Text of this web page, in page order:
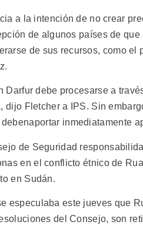
a la intención de no crear
de algunos países de
de sus recursos, como
Darfur debe procesarse a
dijo Fletcher a IPS. Sin
inmediatamente
de Seguridad
en el conflicto étnico de
en Sudán.
especulaba este jueves que
del Consejo, son